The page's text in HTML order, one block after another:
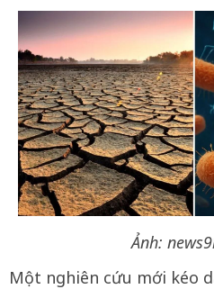
Ảnh:
Một nghiên cứu mới kéo